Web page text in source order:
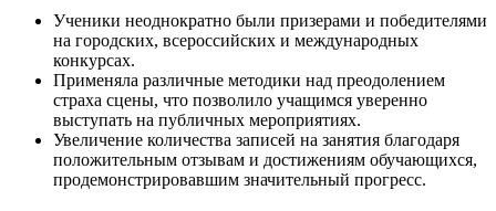
Ученики неоднократно были призерами и победителями
на городских, всероссийских и международных
конкурсах.
Применяла различные методики над преодолением
страха сцены, что позволило учащимся уверенно
выступать на публичных мероприятиях.
Увеличение количества записей на занятия благодаря
положительным отзывам и достижениям обучающихся,
продемонстрировавшим значительный прогресс.